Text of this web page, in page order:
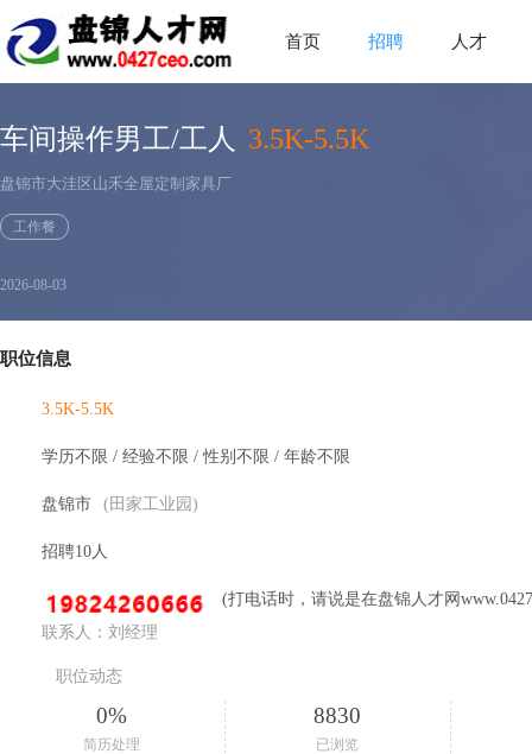
首页 招聘 人才
车间操作男工/工人 3.5K-5.5K
盘锦市大洼区山禾全屋定制家具厂
工作餐
2026-08-03
职位信息
3.5K-5.5K
学历不限 / 经验不限 / 性别不限 / 年龄不限
盘锦市 (田家工业园)
招聘10人
(打电话时，请说是在盘锦人才网
联系人：刘经理
职位动态
0%
简历处理
8830
已浏览